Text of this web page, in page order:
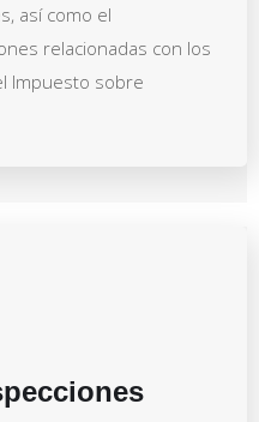
así como el
relacionadas con los
Impuesto sobre